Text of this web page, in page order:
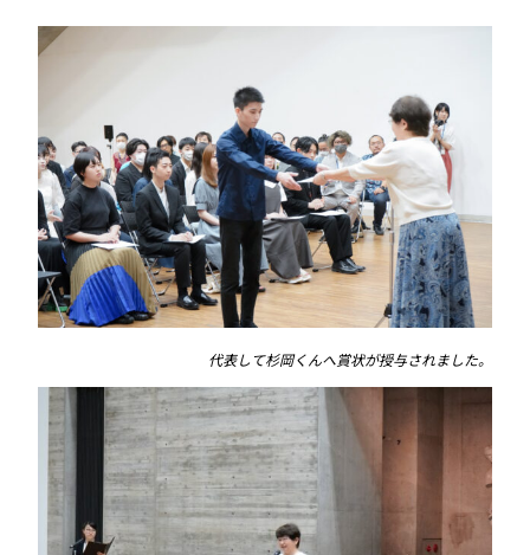
代表して杉岡くんへ賞状が授与されました。